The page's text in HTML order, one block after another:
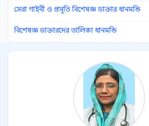
সেরা গাইনী ও প্রসূতি বিশেষজ্ঞ ডাক্তার ধানমন্ডি
বিশেষজ্ঞ ডাক্তারদের তালিকা ধানমন্ডি